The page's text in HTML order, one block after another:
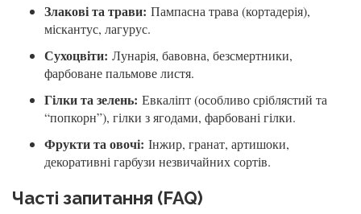
Злакові та трави: Пампасна трава (кортадерія),
міскантус, лагурус.
Сухоцвіти: Лунарія, бавовна, безсмертники,
фарбоване пальмове листя.
Гілки та зелень: Евкаліпт (особливо сріблястий та
“попкорн”), гілки з ягодами, фарбовані гілки.
Фрукти та овочі: Інжир, гранат, артишоки,
декоративні гарбузи незвичайних сортів.
Часті запитання (FAQ)